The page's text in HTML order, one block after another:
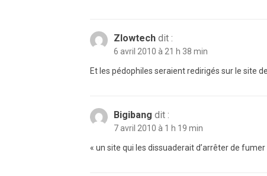
Zlowtech dit :
6 avril 2010 à 21 h 38 min
Et les pédophiles seraient redirigés sur le site
Bigibang dit :
7 avril 2010 à 1 h 19 min
« un site qui les dissuaderait d’arrêter de fumer